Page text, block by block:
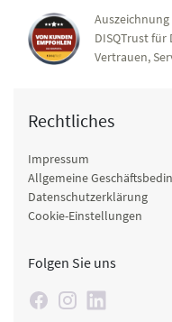
DISQTrust für
Vertrauen,
Rechtliches
Impressum
Allgemeine
Datenschutzerklärung
Cookie-Einstellungen
Folgen Sie uns